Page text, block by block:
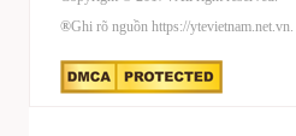
®Ghi rõ nguồn https://ytevietnam.net.vn.